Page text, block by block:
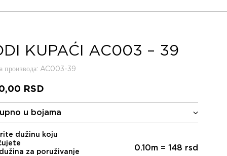
KUPAĆI AC003 – 39
производа: AC003-39
RSD
u bojama
dužinu koju
za poruživanje
0.10m = 148 rsd